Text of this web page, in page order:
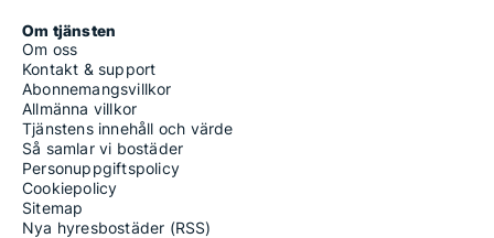
Om tjänsten
Om oss
Kontakt & support
Abonnemangsvillkor
Allmänna villkor
Tjänstens innehåll och värde
Så samlar vi bostäder
Personuppgiftspolicy
Cookiepolicy
Sitemap
Nya hyresbostäder (RSS)